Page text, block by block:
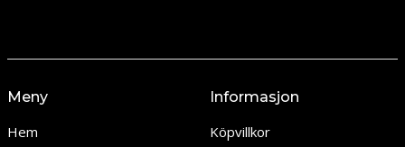
Meny
Hem
Informasjon
Köpvillkor